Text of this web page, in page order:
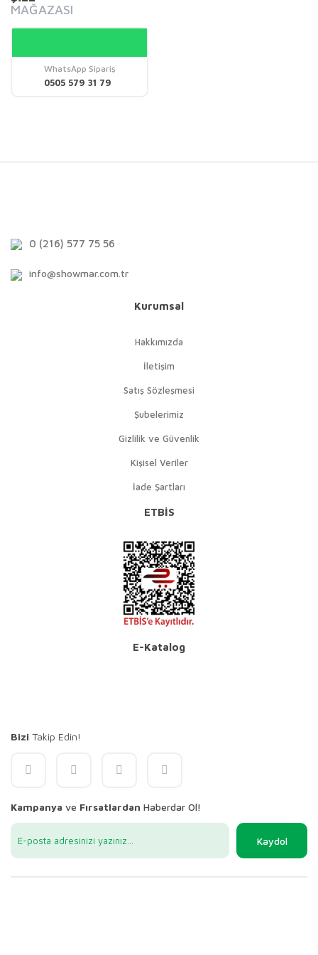
MAĞAZASI
WhatsApp Sipariş
0505 579 31 79
0 (216) 577 75 56
info@showmar.com.tr
Kurumsal
Hakkımızda
İletişim
Satış Sözleşmesi
Şubelerimiz
Gizlilik ve Güvenlik
Kişisel Veriler
İade Şartları
ETBİS
E-Katalog
Bizi Takip Edin!
Kampanya ve Fırsatlardan Haberdar Ol!
Kaydol